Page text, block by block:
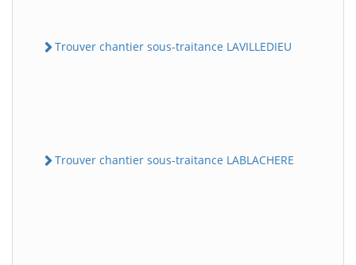
Trouver chantier sous-traitance LAVILLEDIEU
Trouver chantier sous-traitance LABLACHERE